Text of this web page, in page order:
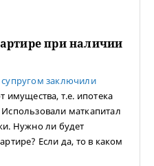
при наличии
заключили
имущества, т.е. ипотека
маткапитал
Нужно ли будет
Если да, то в каком